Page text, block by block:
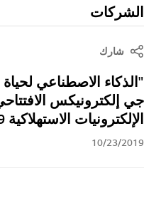
الشركات
شارك
"الذكاء الاصطناعي
جي إلكترونيكس
الإلكترونيات الاستهلاكية 2019
10/23/2019